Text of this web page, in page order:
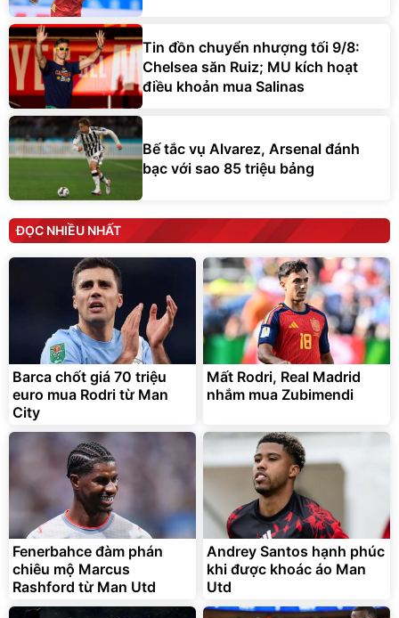
Tin đồn chuyển nhượng tối 9/8:
Chelsea săn Ruiz; MU kích hoạt
điều khoản mua Salinas
Bế tắc vụ Alvarez, Arsenal đánh
bạc với sao 85 triệu bảng
ĐỌC NHIỀU NHẤT
Barca chốt giá 70 triệu
euro mua Rodri từ Man
City
Mất Rodri, Real Madrid
nhắm mua Zubimendi
Fenerbahce đàm phán
chiêu mộ Marcus
Rashford từ Man Utd
Andrey Santos hạnh phúc
khi được khoác áo Man
Utd